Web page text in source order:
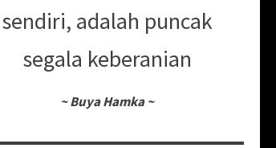
sendiri, adalah puncak
segala keberanian
~Buya Hamka ~